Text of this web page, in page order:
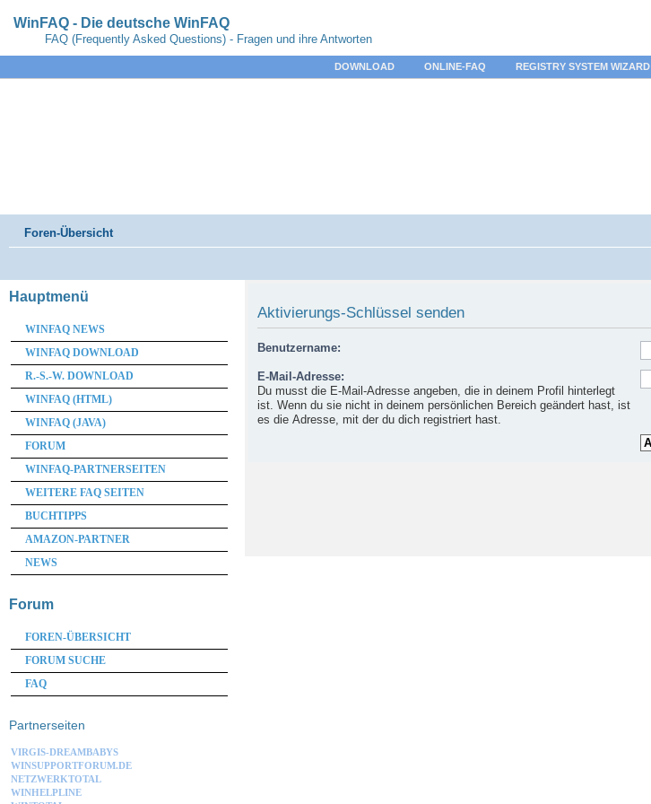
WinFAQ - Die deutsche WinFAQ
FAQ (Frequently Asked Questions) - Fragen und ihre Antworten
DOWNLOAD ONLINE-FAQ REGISTRY SYSTEM WIZARD
Foren-Übersicht
Aktivierungs-Schlüssel senden
Benutzername:
E-Mail-Adresse:
Du musst die E-Mail-Adresse angeben, die in deinem Profil hinterlegt
ist. Wenn du sie nicht in deinem persönlichen Bereich geändert hast, ist
es die Adresse, mit der du dich registriert hast.
Hauptmenü
WINFAQ NEWS
WINFAQ DOWNLOAD
R.-S.-W. DOWNLOAD
WINFAQ (HTML)
WINFAQ (JAVA)
FORUM
WINFAQ-PARTNERSEITEN
WEITERE FAQ SEITEN
BUCHTIPPS
AMAZON-PARTNER
NEWS
Forum
FOREN-ÜBERSICHT
FORUM SUCHE
FAQ
Partnerseiten
VIRGIS-DREAMBABYS
WINSUPPORTFORUM.DE
NETZWERKTOTAL
WINHELPLINE